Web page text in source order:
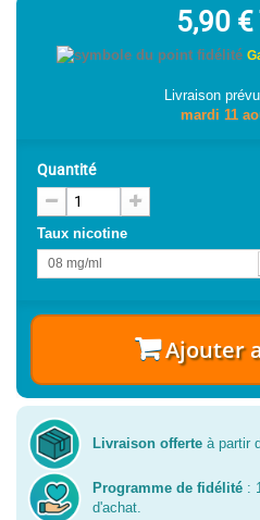
5,90 €
Livraison
mardi 11
Quantité
Taux nicotine
08 mg/ml
Ajouter
Livraison offerte à partir
Programme de fidélité :
d'achat.